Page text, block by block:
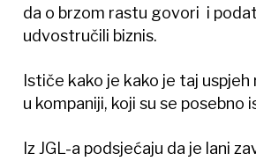
da o brzom rastu govori i
udvostručili biznis.
Ističe kako je kako je taj
u kompaniji, koji su se
Iz JGL-a podsjećaju da je lani